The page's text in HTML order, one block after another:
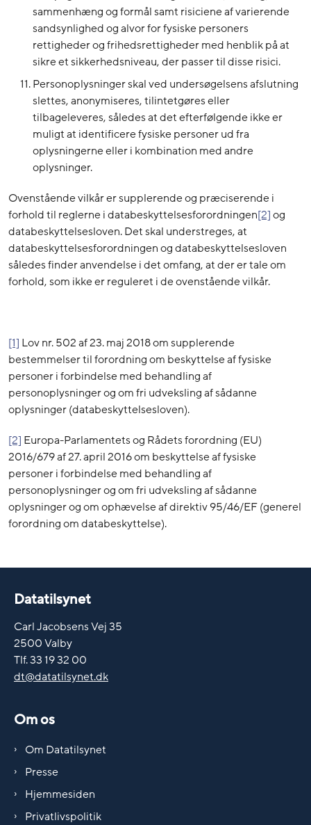
sammenhæng og formål samt risiciene af varierende
sandsynlighed og alvor for fysiske personers
rettigheder og frihedsrettigheder med henblik på at
sikre et sikkerhedsniveau, der passer til disse risici.
Personoplysninger skal ved undersøgelsens afslutning
slettes, anonymiseres, tilintetgøres eller
tilbageleveres, således at det efterfølgende ikke er
muligt at identificere fysiske personer ud fra
oplysningerne eller i kombination med andre
oplysninger.
Ovenstående vilkår er supplerende og præciserende i
forhold til reglerne i databeskyttelsesforordningen[2]og
databeskyttelsesloven. Det skal understreges, at
databeskyttelsesforordningen og databeskyttelsesloven
således finder anvendelse i det omfang, at der er tale om
forhold, som ikke er reguleret i de ovenstående vilkår.
[1] Lov nr. 502 af 23. maj 2018 om supplerende
bestemmelser til forordning om beskyttelse af fysiske
personer i forbindelse med behandling af
personoplysninger og om fri udveksling af sådanne
oplysninger (databeskyttelsesloven).
[2] Europa-Parlamentets og Rådets forordning (EU)
2016/679 af 27. april 2016 om beskyttelse af fysiske
personer i forbindelse med behandling af
personoplysninger og om fri udveksling af sådanne
oplysninger og om ophævelse af direktiv 95/46/EF (generel
forordning om databeskyttelse).
Datatilsynet
Carl Jacobsens Vej 35
2500 Valby
Tlf. 33 19 32 00
dt@datatilsynet.dk
Om os
Om Datatilsynet
Presse
Hjemmesiden
Privatlivspolitik